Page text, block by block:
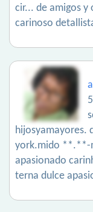
cir... de amigos
carinoso
hijosyamayores.
york.mido **.**-
apasionado
terna dulce